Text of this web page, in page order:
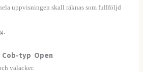
uppvisningen skall räknas som fullföljd
Cob-typ Open
valacker.